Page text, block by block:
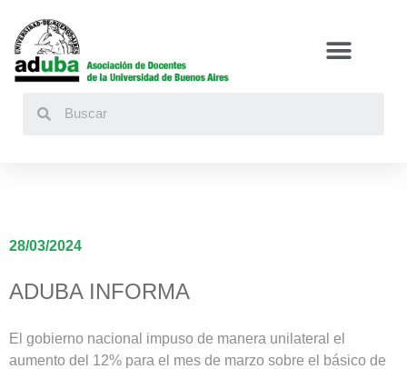
28/03/2024
ADUBA INFORMA
El gobierno nacional impuso de manera unilateral el
aumento del 12% para el mes de marzo sobre el básico de